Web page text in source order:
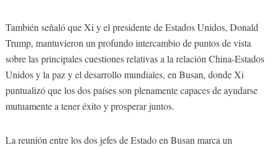
También señaló que Xi y el presidente de Estados Unidos, Donald
Trump, mantuvieron un profundo intercambio de puntos de vista
sobre las principales cuestiones relativas a la relación China-Estados
Unidos y la paz y el desarrollo mundiales, en Busan, donde Xi
puntualizó que los dos países son plenamente capaces de ayudarse
mutuamente a tener éxito y prosperar juntos.
La reunión entre los dos jefes de Estado en Busan marca un